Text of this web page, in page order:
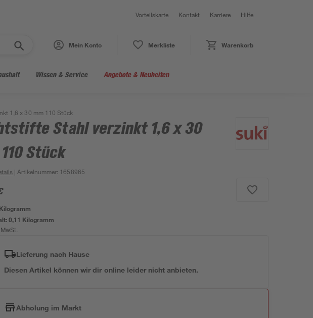
Vorteilskarte Kontakt Karriere Hilfe
Mein Konto Merkliste Warenkorb
Wissen & Service Angebote & Neuheiten
1,6 x 30 mm 110 Stück
Stahl verzinkt 1,6 x 30
Stück
| Artikelnummer: 1658965
0,11 Kilogramm
Lieferung nach Hause
Diesen Artikel können wir dir online leider nicht anbieten.
Abholung im Markt